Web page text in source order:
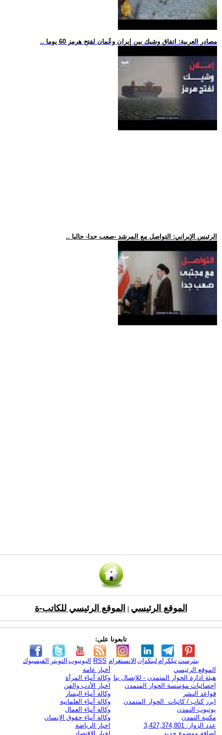
.. مصادر العربية: اتفاق وشيك بين إيران وعُمان لفتح هرمز 60 يوما
.. الرئيس الإيراني: التواصل مع المرشد -صعب جدا- حاليا
الموقع الرئيسي الموقع الرئيسي للكاتب-ة
تابعونا على:
الفيسبوك التويتر اليوتيوب RSS الانستغرام لينكدإن تيلكرامبنترست
الموقع الرئيسي
هيئة ادارة الحوار المتمدن - للإتصال بنا
إحصائيات مؤسسة الحوار المتمدن
قواعد النشر
ابرز كتاب / كاتبات الحوار المتمدن
يوتيوب التمدن
مكتبة التمدن
عدد الزوار: 3,427,374,801
اضافة موضوع جديد
أخبار عامة
وكالة أنباء المرأة
اخبار الأدب والفن
وكالة أنباء اليسار
وكالة أنباء العلمانية
وكالة أنباء العمال
وكالة أنباء حقوق الإنسان
اخبار الرياضة
اخبار الاقتصاد